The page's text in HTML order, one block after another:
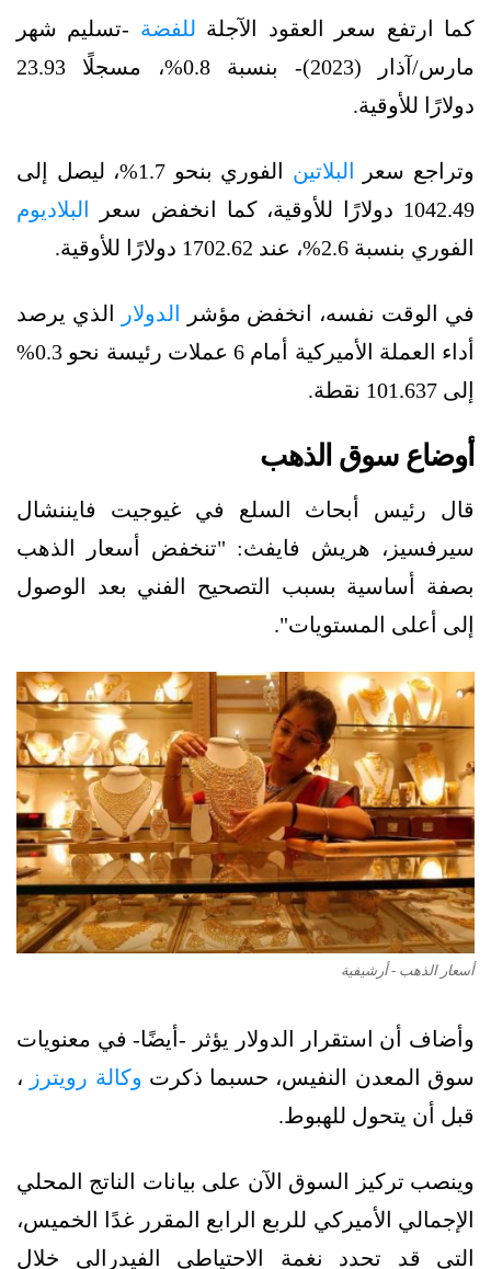
كما ارتفع سعر العقود الآجلة للفضة -تسليم شهر
مارس/آذار (2023)- بنسبة 0.8%، مسجلًا 23.93
دولارًا للأوقية.
وتراجع سعر البلاتين
الفوري بنحو 1.7%، ليصل إلى
1042.49 دولارًا للأوقية، كما انخفض سعر
البلاديوم
الفوري بنسبة 2.6%، عند 1702.62 دولارًا للأوقية.
في الوقت نفسه، انخفض مؤشر الدولار
الذي يرصد
أداء العملة الأميركية أمام 6 عملات رئيسة نحو 0.3%
إلى 101.637 نقطة.
أوضاع سوق الذهب
قال رئيس أبحاث السلع في غيوجيت فايننشال
سيرفسيز، هريش فايفث: "تنخفض أسعار الذهب
بصفة أساسية بسبب التصحيح الفني بعد الوصول
إلى أعلى المستويات".
أسعار الذهب - أرشيفية
وأضاف أن استقرار الدولار يؤثر -أيضًا- في معنويات
سوق المعدن النفيس، حسبما ذكرت وكالة رويترز ،
قبل أن يتحول للهبوط.
وينصب تركيز السوق الآن على بيانات الناتج المحلي
الإجمالي الأميركي للربع الرابع المقرر غدًا الخميس،
التي قد تحدد نغمة الاحتياطي الفيدرالي خلال